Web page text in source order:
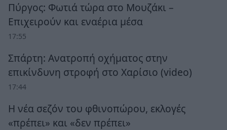
Πύργος: Φωτιά τώρα στο Μουζάκι –
Επιχειρούν και εναέρια μέσα
17:55
Σπάρτη: Ανατροπή οχήματος στην
επικίνδυνη στροφή στο Χαρίσιο (video)
17:44
Η νέα σεζόν του φθινοπώρου, εκλογές
«πρέπει» και «δεν πρέπει»